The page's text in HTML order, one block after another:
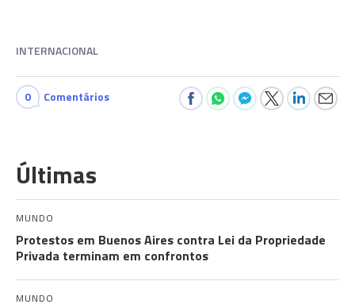
INTERNACIONAL
0 Comentários
Últimas
MUNDO
Protestos em Buenos Aires contra Lei da Propriedade
Privada terminam em confrontos
MUNDO